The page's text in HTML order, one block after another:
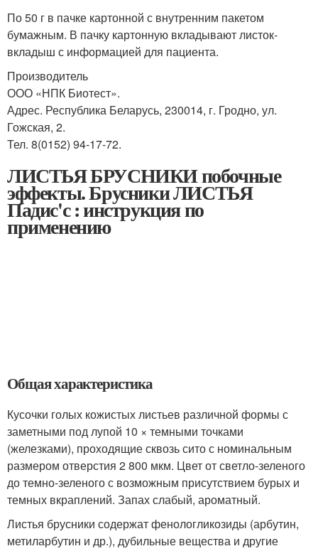
По 50 г в пачке картонной с внутренним пакетом
бумажным. В пачку картонную вкладывают листок-
вкладыш с информацией для пациента.
Производитель
ООО «НПК Биотест».
Адрес. Республика Беларусь, 230014, г. Гродно, ул.
Гожская, 2.
Тел. 8(0152) 94-17-72.
ЛИСТЬЯ БРУСНИКИ побочные
эффекты. Брусники ЛИСТЬЯ
Падис'с : инструкция по
применению
Общая характеристика
Кусочки голых кожистых листьев различной формы с
заметными под лупой 10 × темными точками
(железками), проходящие сквозь сито с номинальным
размером отверстия 2 800 мкм. Цвет от светло-зеленого
до темно-зеленого с возможным присутствием бурых и
темных вкраплений. Запах слабый, ароматный.
Листья брусники содержат фенологликозиды (арбутин,
метиларбутин и др.), дубильные вещества и другие